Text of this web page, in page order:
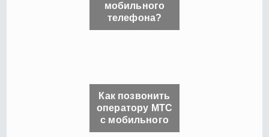
мобильного
телефона?
Как позвонить
оператору МТС
с мобильного